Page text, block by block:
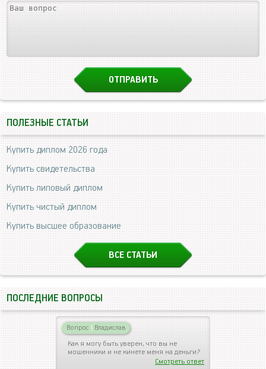
ПОЛЕЗНЫЕ СТАТЬИ
Купить диплом 2026 года
Купить свидетельства
Купить липовый диплом
Купить чистый диплом
Купить высшее образование
ВСЕ СТАТЬИ
ПОСЛЕДНИЕ ВОПРОСЫ
Вопрос Владислав
Как я могу быть уверен, что вы не
мошенники и не кинете меня на деньги?
Смотреть ответ